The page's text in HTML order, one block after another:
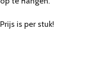
Prijs is per stuk!